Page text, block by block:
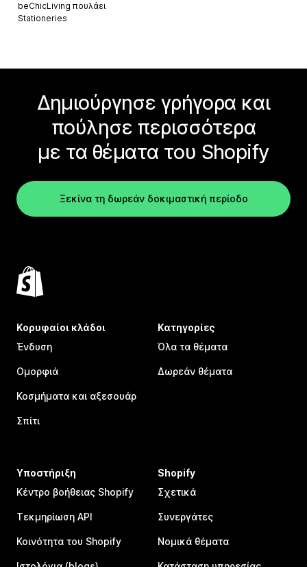
beChicLiving πουλάει
Stationeries
Δημιούργησε γρήγορα και
πούλησε περισσότερα
με τα θέματα του Shopify
Ξεκίνα τη δωρεάν δοκιμαστική περίοδο
Κορυφαίοι κλάδοι
Ένδυση
Ομορφιά
Κοσμήματα και αξεσουάρ
Σπίτι
Κατηγορίες
Όλα τα θέματα
Δωρεάν θέματα
Υποστήριξη
Κέντρο βοήθειας Shopify
Τεκμηρίωση API
Κοινότητα του Shopify
Shopify
Σχετικά
Συνεργάτες
Νομικά θέματα